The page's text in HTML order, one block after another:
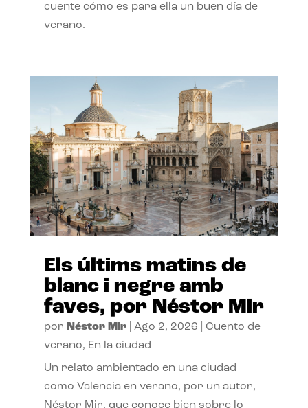
cuente cómo es para ella un buen día de
verano.
Els últims matins de
blanc i negre amb
faves, por Néstor Mir
por Néstor Mir| Ago 2, 2026
Cuento de
verano, En la ciudad
Un relato ambientado en una ciudad
como Valencia en verano, por un autor,
Néstor Mir, que conoce bien sobre lo